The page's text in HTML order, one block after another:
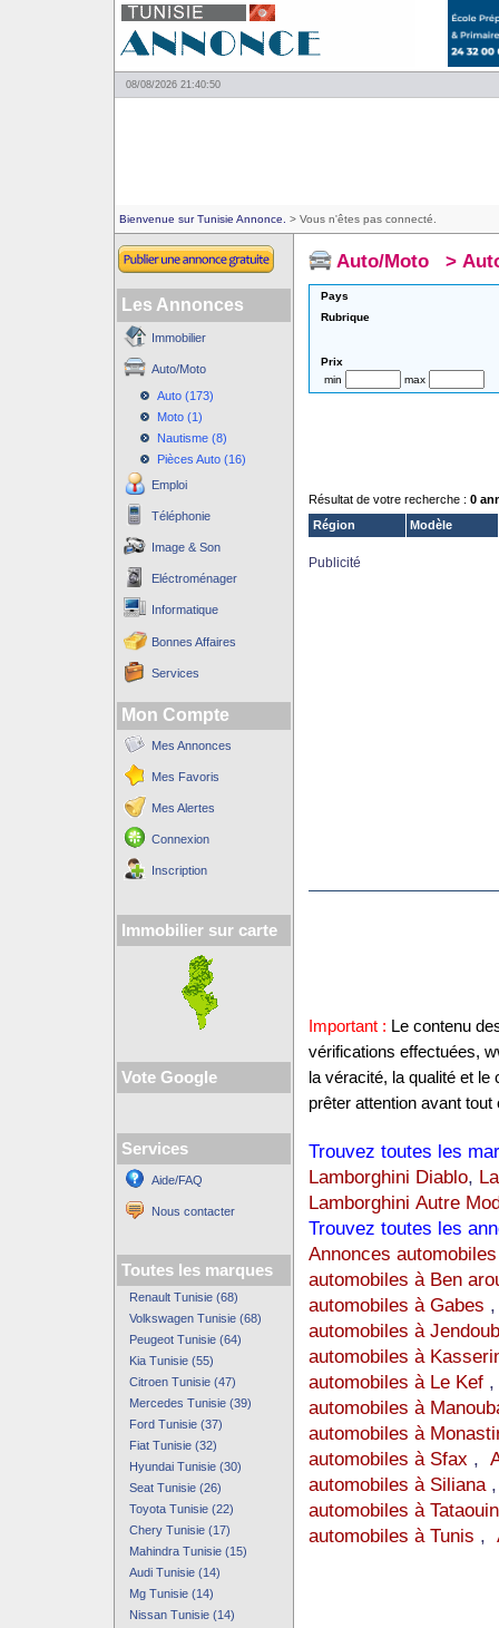
08/08/2026 21:40:50
Bienvenue sur Tunisie Annonce. > Vous n'êtes pas connecté.
Les Annonces
Immobilier
Auto/Moto
Auto (173)
Moto (1)
Nautisme (8)
Pièces Auto (16)
Emploi
Téléphonie
Image & Son
Eléctroménager
Informatique
Bonnes Affaires
Services
Mon Compte
Mes Annonces
Mes Favoris
Mes Alertes
Connexion
Inscription
Immobilier sur carte
Vote Google
Services
Aide/FAQ
Nous contacter
Toutes les marques
Renault Tunisie (68)
Volkswagen Tunisie (68)
Peugeot Tunisie (64)
Kia Tunisie (55)
Citroen Tunisie (47)
Mercedes Tunisie (39)
Ford Tunisie (37)
Fiat Tunisie (32)
Hyundai Tunisie (30)
Seat Tunisie (26)
Toyota Tunisie (22)
Chery Tunisie (17)
Mahindra Tunisie (15)
Audi Tunisie (14)
Mg Tunisie (14)
Nissan Tunisie (14)
Auto/Moto >
Pays
Rubrique
Prix
min
max
Résultat de votre recherche : 0
Région
Modèle
Publicité
Important : Le contenu
vérifications effectuées,
la véracité, la qualité et
prêter attention avant tout
Trouvez toutes les
Lamborghini Diablo,
Lamborghini Autre
Trouvez toutes les
Annonces
automobiles à Ben
automobiles à Gabes
automobiles à
automobiles à
automobiles à Le Kef
automobiles à
automobiles à
automobiles à Sfax ,
automobiles à Siliana
automobiles à
automobiles à Tunis ,